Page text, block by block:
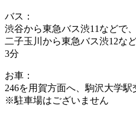
バス：
渋谷から東急バス渋11などで
二子玉川から東急バス渋12な
3分
お車：
246を用賀方面へ、駒沢大学駅
※駐車場はございません